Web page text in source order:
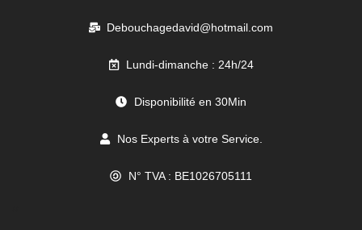
Debouchagedavid@hotmail.com
Lundi-dimanche : 24h/24
Disponibilité en 30Min
Nos Experts à votre Service.
N° TVA : BE1026705111